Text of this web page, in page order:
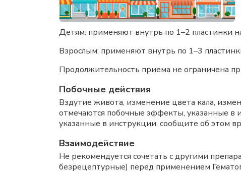
Детям: применяют внутрь по 1–2 пластинки
Взрослым: применяют внутрь по 1–3
Продолжительность приема не ограничена
Побочные действия
Вздутие живота, изменение цвета кала,
отмечаются побочные эффекты, указанные в
указанные в инструкции, сообщите об этом
Взаимодействие
Не рекомендуется сочетать с другими
безрецептурные) перед применением